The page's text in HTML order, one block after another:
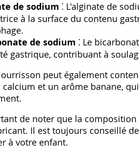
de sodium ⁚ L'alginate de
à la surface du contenu
de sodium ⁚ Le
gastrique‚ contribuant à
peut également
calcium et un arôme banane‚
de noter que la
Il est toujours conseillé
à votre enfant.